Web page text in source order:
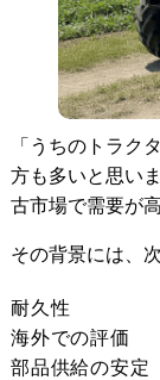
ス
ヤンマ
30
す
故
き
デ
査
「うちのトラク
方も多いと思い
古市場で需要が
その背景には、
耐久性
海外での評価
部品供給の安定